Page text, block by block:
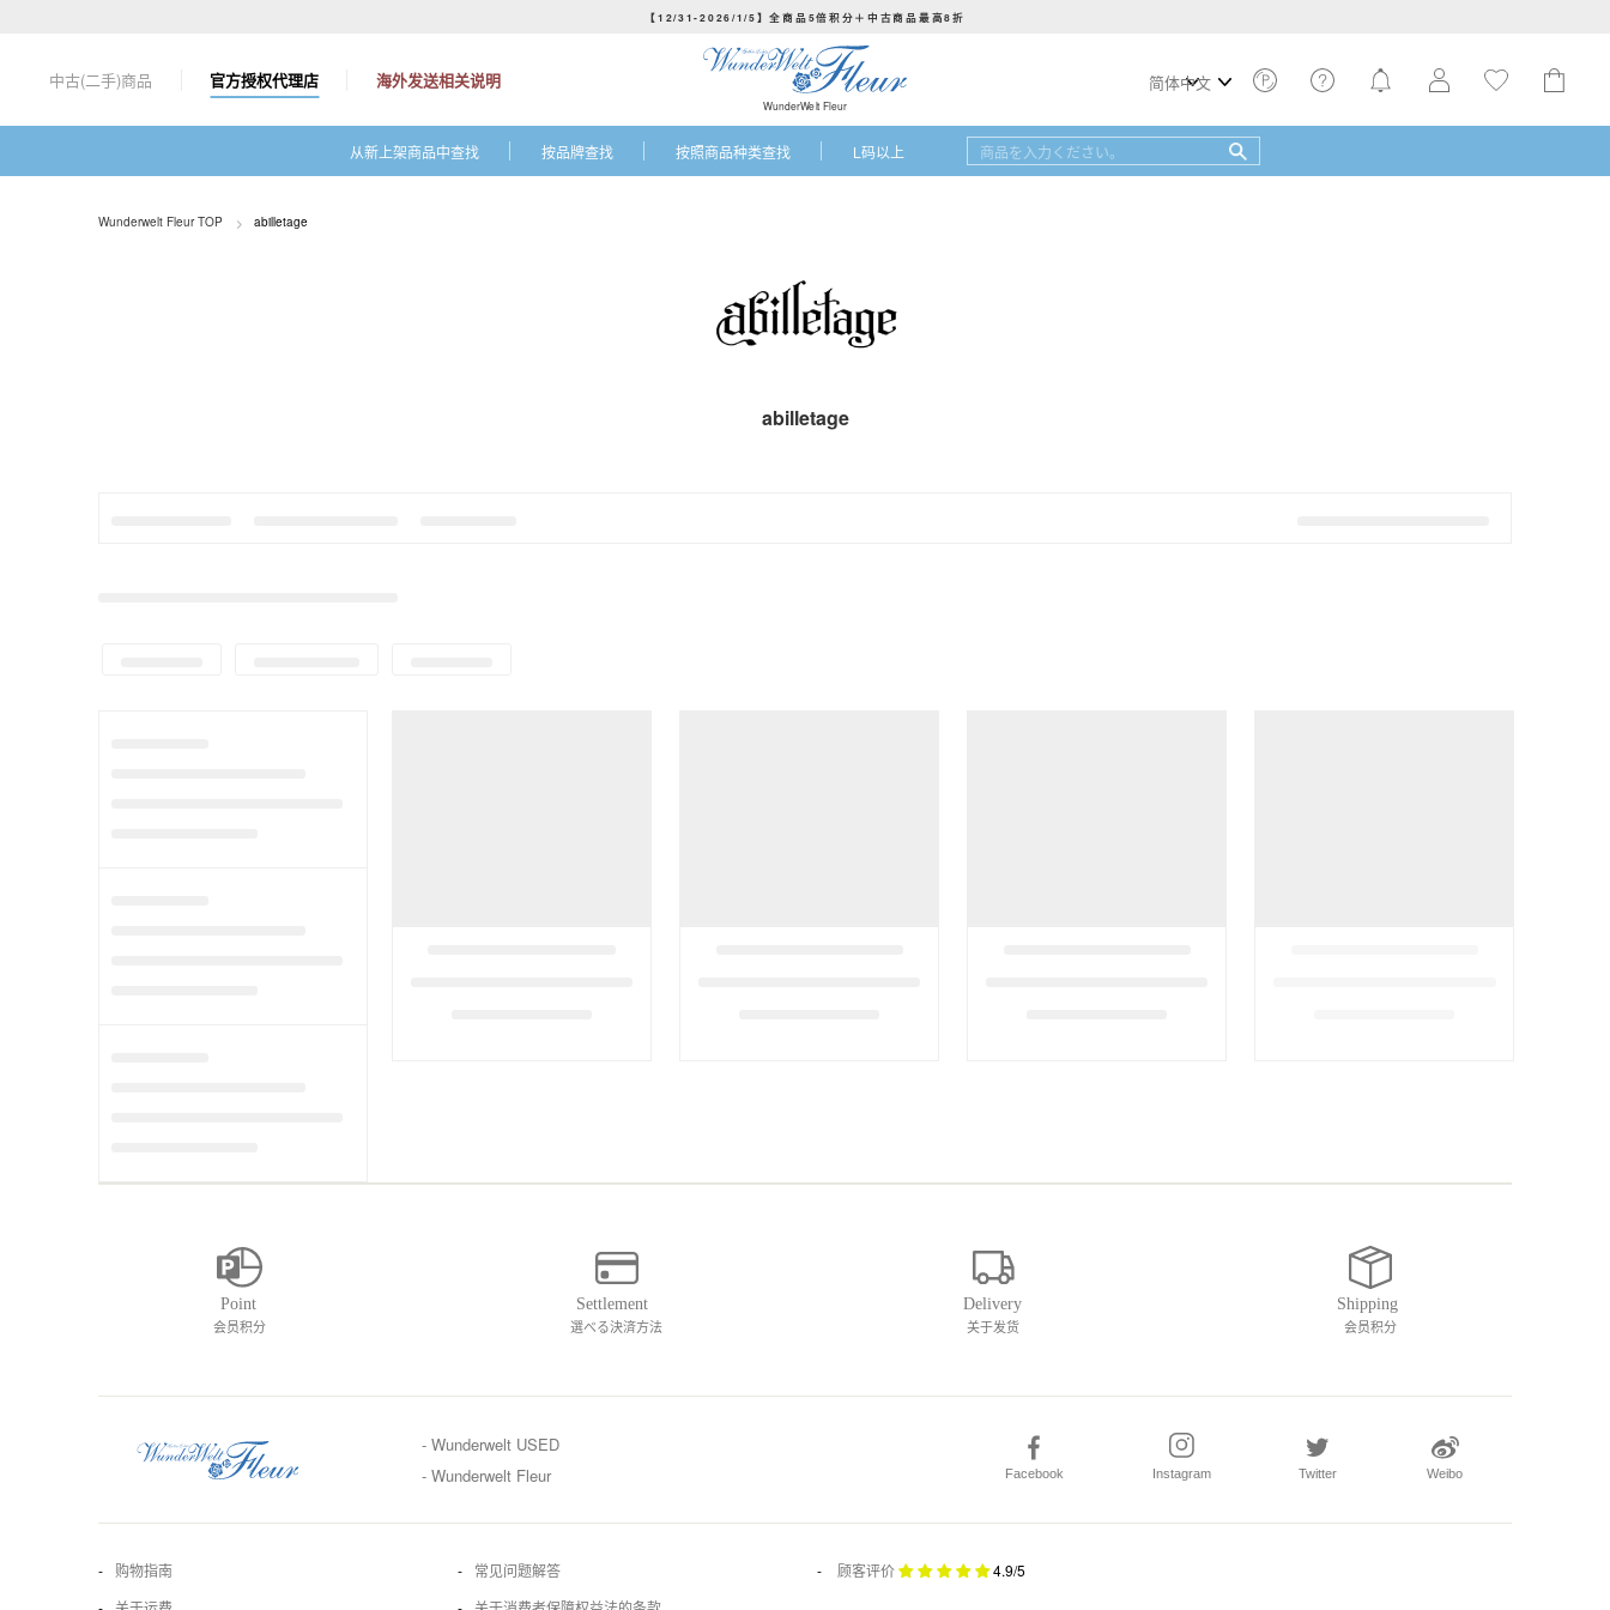
ス
ラ
イ
ド
シ
止
め
る
【12/31-2026/1/5】全商品5倍积分＋中古商品最高8折
中古(二手)商品 官方授权代理店 海外发送相关说明
WunderWelt Fleur
从新上架商品中查找 按品牌查找 按照商品种类查找 L码以上
Wunderwelt Fleur TOP abilletage
abilletage
会员积分 選べる決済方法 关于发货 会员积分
- Wunderwelt USED
- Wunderwelt Fleur
Facebook Instagram Twitter Weibo
购物指南
常见问题解答
顾客评价 4.9/5